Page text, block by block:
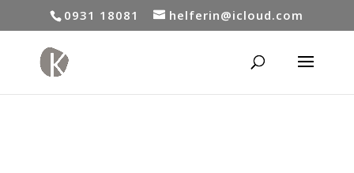
0931 18081 helferin@icloud.com